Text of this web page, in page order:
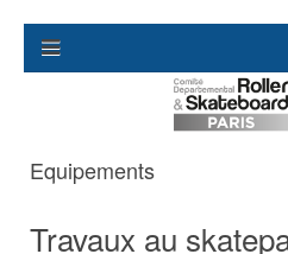
Equipements
Travaux au